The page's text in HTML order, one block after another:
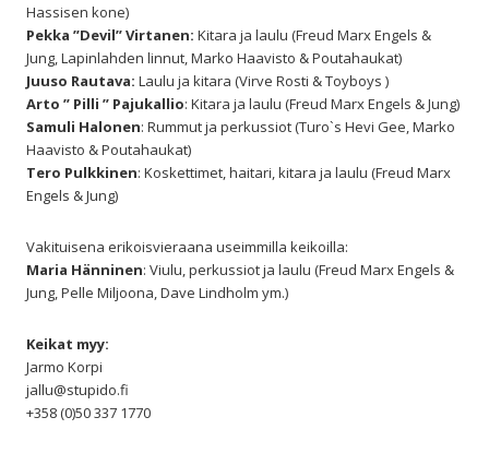
Hassisen kone)
Pekka ”Devil” Virtanen: Kitara ja laulu (Freud Marx Engels &
Jung, Lapinlahden linnut, Marko Haavisto & Poutahaukat)
Juuso Rautava: Laulu ja kitara (Virve Rosti & Toyboys )
Arto ” Pilli ” Pajukallio: Kitara ja laulu (Freud Marx Engels & Jung)
Samuli Halonen: Rummut ja perkussiot (Turo`s Hevi Gee, Marko
Haavisto & Poutahaukat)
Tero Pulkkinen: Koskettimet, haitari, kitara ja laulu (Freud Marx
Engels & Jung)
Vakituisena erikoisvieraana useimmilla keikoilla:
Maria Hänninen: Viulu, perkussiot ja laulu (Freud Marx Engels &
Jung, Pelle Miljoona, Dave Lindholm ym.)
Keikat myy:
Jarmo Korpi
jallu@stupido.fi
+358 (0)50 337 1770